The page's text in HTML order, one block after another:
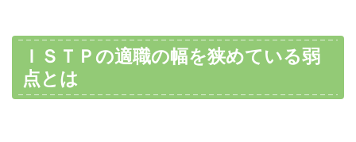
ＩＳＴＰの適職の幅を狭めている弱
点とは